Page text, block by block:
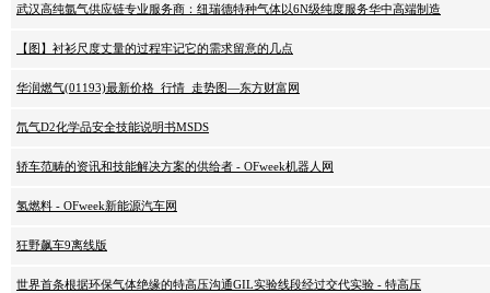
武汉高纯氩气供应链专业服务商：纽瑞德特种气体以6N级纯度服务华中高端制造
【图】衬衫尺度丈量的过程牢记它的需求留意的几点
华润燃气(01193)最新价格_行情_走势图—东方财富网
氘气D2化学品安全技能说明书MSDS
轿车范畴的资讯和技能解决方案的供给者 - OFweek机器人网
氢燃料 - OFweek新能源汽车网
狂野飙车9离线版
世界首条根据环保气体绝缘的特高压沟通GIL实验线段经过交代实验 - 特高压